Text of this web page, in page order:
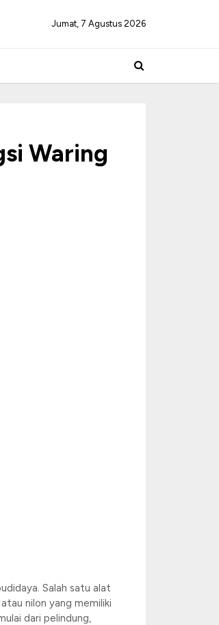
Jumat, 7 Agustus 2026
Waring
Salah satu alat
nilon yang memiliki
dari pelindung,